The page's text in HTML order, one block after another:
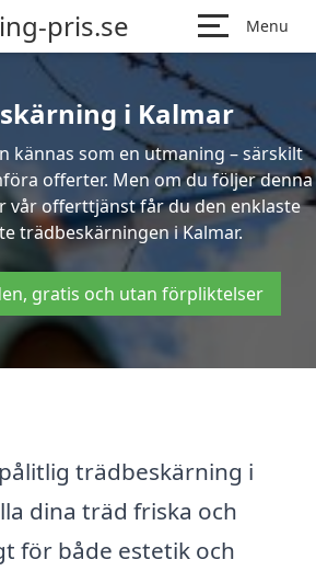
pris.se Menu
i Kalmar
kännas som en utmaning – särskilt
offerter. Men om du följer denna
vår offerttjänst får du den enklaste
trädbeskärningen i Kalmar.
gratis och utan förpliktelser
trädbeskärning i
dina träd friska och
för både estetik och